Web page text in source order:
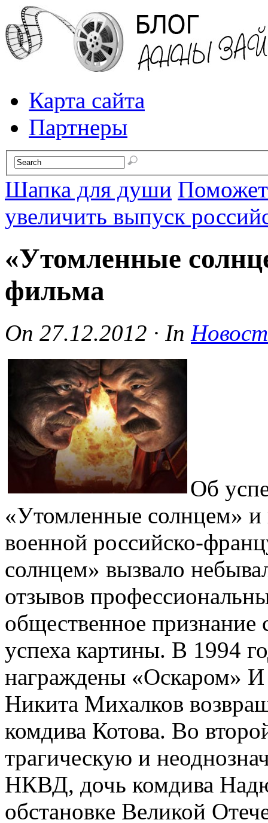
Карта сайта
Партнеры
Шапка для души
увеличить выпуск
«Утомленные
фильма
On 27.12.2012 · In
Об
«Утомленные солнцем» и
военной российско-
солнцем» вызвало
отзывов
общественное признание
успеха картины. В 1994
награждены «Оскаром» И
Никита Михалков
комдива Котова. Во
трагическую и
НКВД, дочь комдива
обстановке Великой